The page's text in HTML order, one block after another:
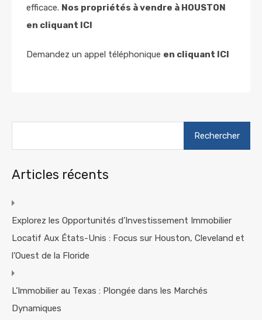
efficace. Nos propriétés à vendre à HOUSTON
en cliquant ICI
Demandez un appel téléphonique en cliquant ICI
Articles récents
Explorez les Opportunités d’Investissement Immobilier
Locatif Aux États-Unis : Focus sur Houston, Cleveland et
l’Ouest de la Floride
L’Immobilier au Texas : Plongée dans les Marchés
Dynamiques